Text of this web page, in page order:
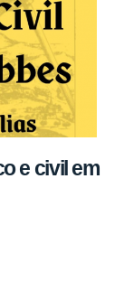
e civil em